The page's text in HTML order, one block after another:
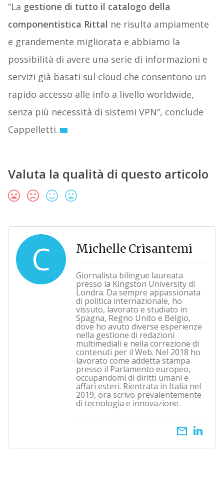
“La gestione di tutto il catalogo della
componentistica Rittal ne risulta ampiamente
e grandemente migliorata e abbiamo la
possibilità di avere una serie di informazioni e
servizi già basati sul cloud che consentono un
rapido accesso alle info a livello worldwide,
senza più necessità di sistemi VPN”, conclude
Cappelletti.
Valuta la qualità di questo articolo
C Michelle Crisantemi
Giornalista bilingue laureata
presso la Kingston University di
Londra. Da sempre appassionata
di politica internazionale, ho
vissuto, lavorato e studiato in
Spagna, Regno Unito e Belgio,
dove ho avuto diverse esperienze
nella gestione di redazioni
multimediali e nella correzione di
contenuti per il Web. Nel 2018 ho
lavorato come addetta stampa
presso il Parlamento europeo,
occupandomi di diritti umani e
affari esteri. Rientrata in Italia nel
2019, ora scrivo prevalentemente
di tecnologia e innovazione.
email